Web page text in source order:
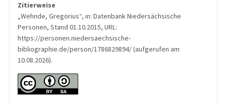
Zitierweise
„Wehnde, Gregorius“, in: Datenbank Niedersächsische
Personen, Stand 01.10.2015, URL:
https://personen.niedersaechsische-
bibliographie.de/person/1786829894/ (aufgerufen am
10.08.2026).